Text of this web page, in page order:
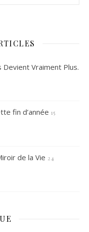
Devient Vraiment Plus.
fin d’année 15
de la Vie 24